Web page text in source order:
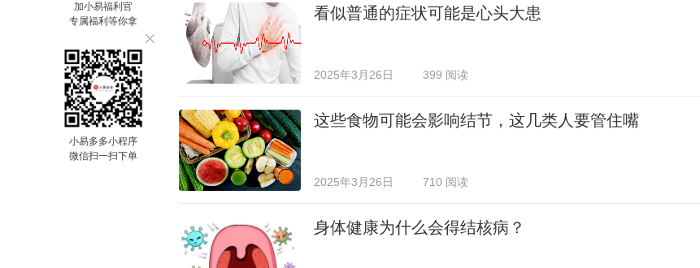
加小易福利官
专属福利等你拿
小易多多小程序
微信扫一扫下单
看似普通的症状可能是心头大患
2025年3月26日 399 阅读
这些食物可能会影响结节，这几类人要管住嘴
2025年3月26日 710 阅读
身体健康为什么会得结核病？